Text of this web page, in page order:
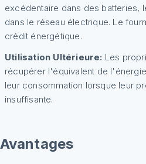
excédentaire dans des batteries,
dans le réseau électrique. Le
crédit énergétique.
Utilisation Ultérieure: Les
récupérer l'équivalent de
leur consommation lorsque leur
insuffisante.
Avantages